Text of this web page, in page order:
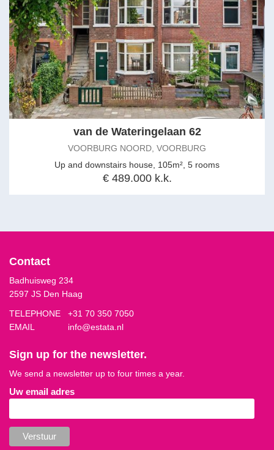
van de Wateringelaan 62
VOORBURG NOORD, VOORBURG
Up and downstairs house, 105m², 5 rooms
€ 489.000 k.k.
Contact
Badhuisweg 234
2597 JS Den Haag
TELEPHONE +31 70 350 7050
EMAIL
info@estata.nl
Sign up for the newsletter.
We send a newsletter up to four times a year.
Uw email adres